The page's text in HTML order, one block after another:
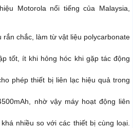
Motorola nổi tiếng của Malaysia,
rắn chắc, làm từ vật liệu polycarbonate
tốt, ít khi hỏng hóc khi gặp tác động
phép thiết bị liên lạc hiệu quả trong
nhờ vậy máy hoạt động liên
nhiều so với các thiết bị cùng loại.